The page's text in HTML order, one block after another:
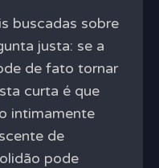
buscadas sobre
justa: se a
de fato tornar
curta é que
intimamente
de
pode